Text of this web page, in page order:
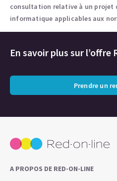
consultation relative à un projet
informatique applicables aux
En savoir plus sur l’offre
Prendre un
A PROPOS DE RED-ON-LINE